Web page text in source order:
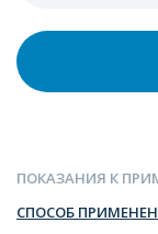
ПОКАЗАНИЯ К
СПОСОБ